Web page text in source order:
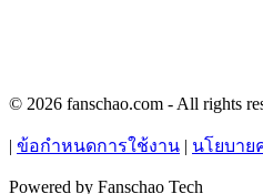
© 2026 fanschao.com - All rights
ข้อกำหนดการใช้งาน นโยบาย
Powered by Fanschao Tech